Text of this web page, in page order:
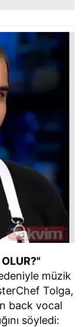
müzik
Tolga,
back vocal
söyledi: